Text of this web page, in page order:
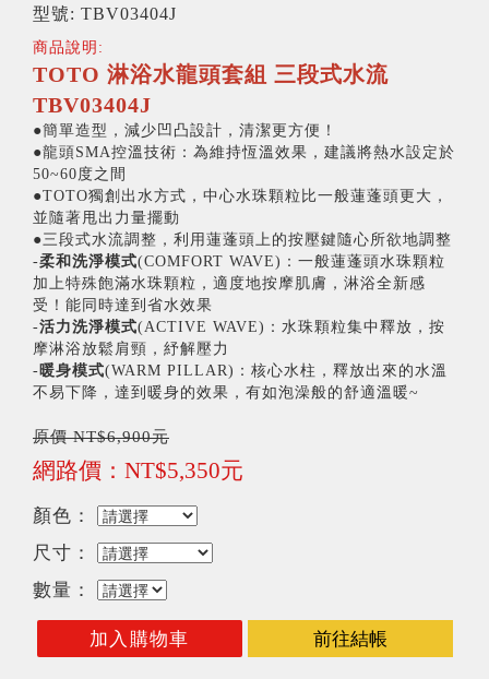
型號: TBV03404J
商品說明:
TOTO 淋浴水龍頭套組 三段式水流
TBV03404J
●簡單造型，減少凹凸設計，清潔更方便！
●龍頭SMA控溫技術：為維持恆溫效果，建議將熱水設定於
50~60度之間
●TOTO獨創出水方式，中心水珠顆粒比一般蓮蓬頭更大，
並隨著甩出力量擺動
●三段式水流調整，利用蓮蓬頭上的按壓鍵隨心所欲地調整
-柔和洗淨模式(COMFORT WAVE)：一般蓮蓬頭水珠顆粒
加上特殊飽滿水珠顆粒，適度地按摩肌膚，淋浴全新感
受！能同時達到省水效果
-活力洗淨模式(ACTIVE WAVE)：水珠顆粒集中釋放，按
摩淋浴放鬆肩頸，紓解壓力
- 暖身模式(WARM PILLAR)：核心水柱，釋放出來的水溫
不易下降，達到暖身的效果，有如泡澡般的舒適溫暖~
原價 NT$6,900元
網路價：NT$5,350元
顏色：
尺寸：
數量：
加入購物車 前往結帳